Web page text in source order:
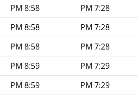
7:28 PM
8:58 PM
7:28 PM
8:58 PM
7:28 PM
8:58 PM
7:29 PM
8:59 PM
7:29 PM
8:59 PM